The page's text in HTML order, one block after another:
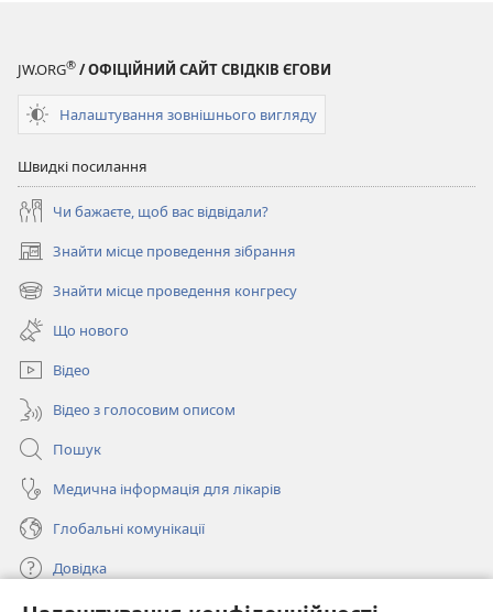
JW.ORG® / ОФІЦІЙНИЙ САЙТ СВІДКІВ ЄГОВИ
Налаштування зовнішнього вигляду
Швидкі посилання
Чи бажаєте, щоб вас відвідали?
Знайти місце проведення зібрання
(відкривається
у
новому
вікні)
Знайти місце проведення конгресу
(відкривається
новому
вікні)
Що нового
Відео
Відео з голосовим описом
Пошук
Медична інформація для лікарів
Глобальні комунікації
Довідка